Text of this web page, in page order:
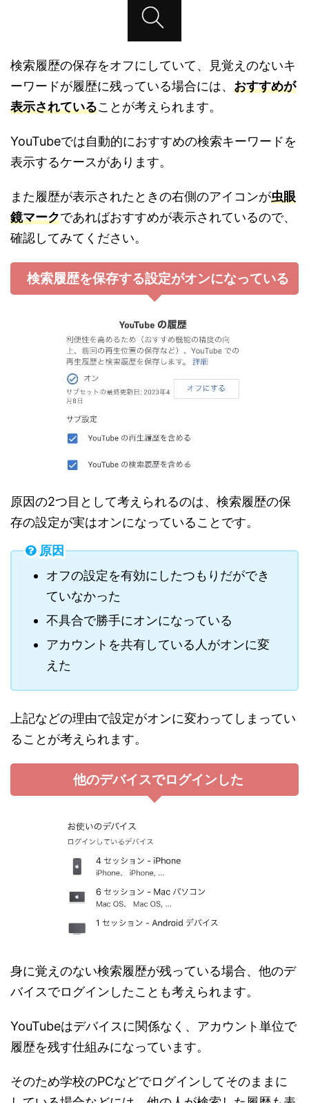
検索履歴の保存をオフにしていて、見覚えのないキ
ーワードが履歴に残っている場合には、 おすすめが
表示されていることが考えられます。
YouTubeでは自動的におすすめの検索キーワードを
表示するケースがあります。
また履歴が表示されたときの右側のアイコンが虫眼
鏡マークであればおすすめが表示されているので、
確認してみてください。
検索履歴を保存する設定がオンになっている
原因の2つ目として考えられるのは、検索履歴の保
存の設定が実はオンになっていることです。
原因
オフの設定を有効にしたつもりだができ
ていなかった
不具合で勝手にオンになっている
アカウントを共有している人がオンに変
えた
上記などの理由で設定がオンに変わってしまってい
ることが考えられます。
他のデバイスでログインした
身に覚えのない検索履歴が残っている場合、他のデ
バイスでログインしたことも考えられます。
YouTubeはデバイスに関係なく、アカウント単位で
履歴を残す仕組みになっています。
そのため学校のPCなどでログインしてそのままに